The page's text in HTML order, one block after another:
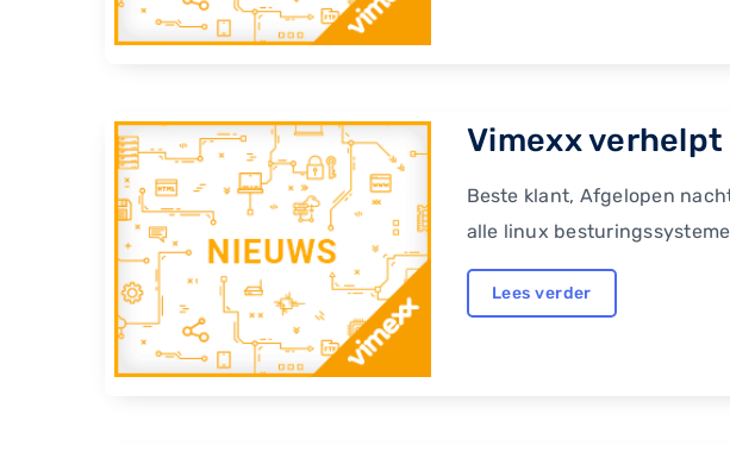
Vimexx
Beste klant, Afgelopen
alle linux
Lees verder